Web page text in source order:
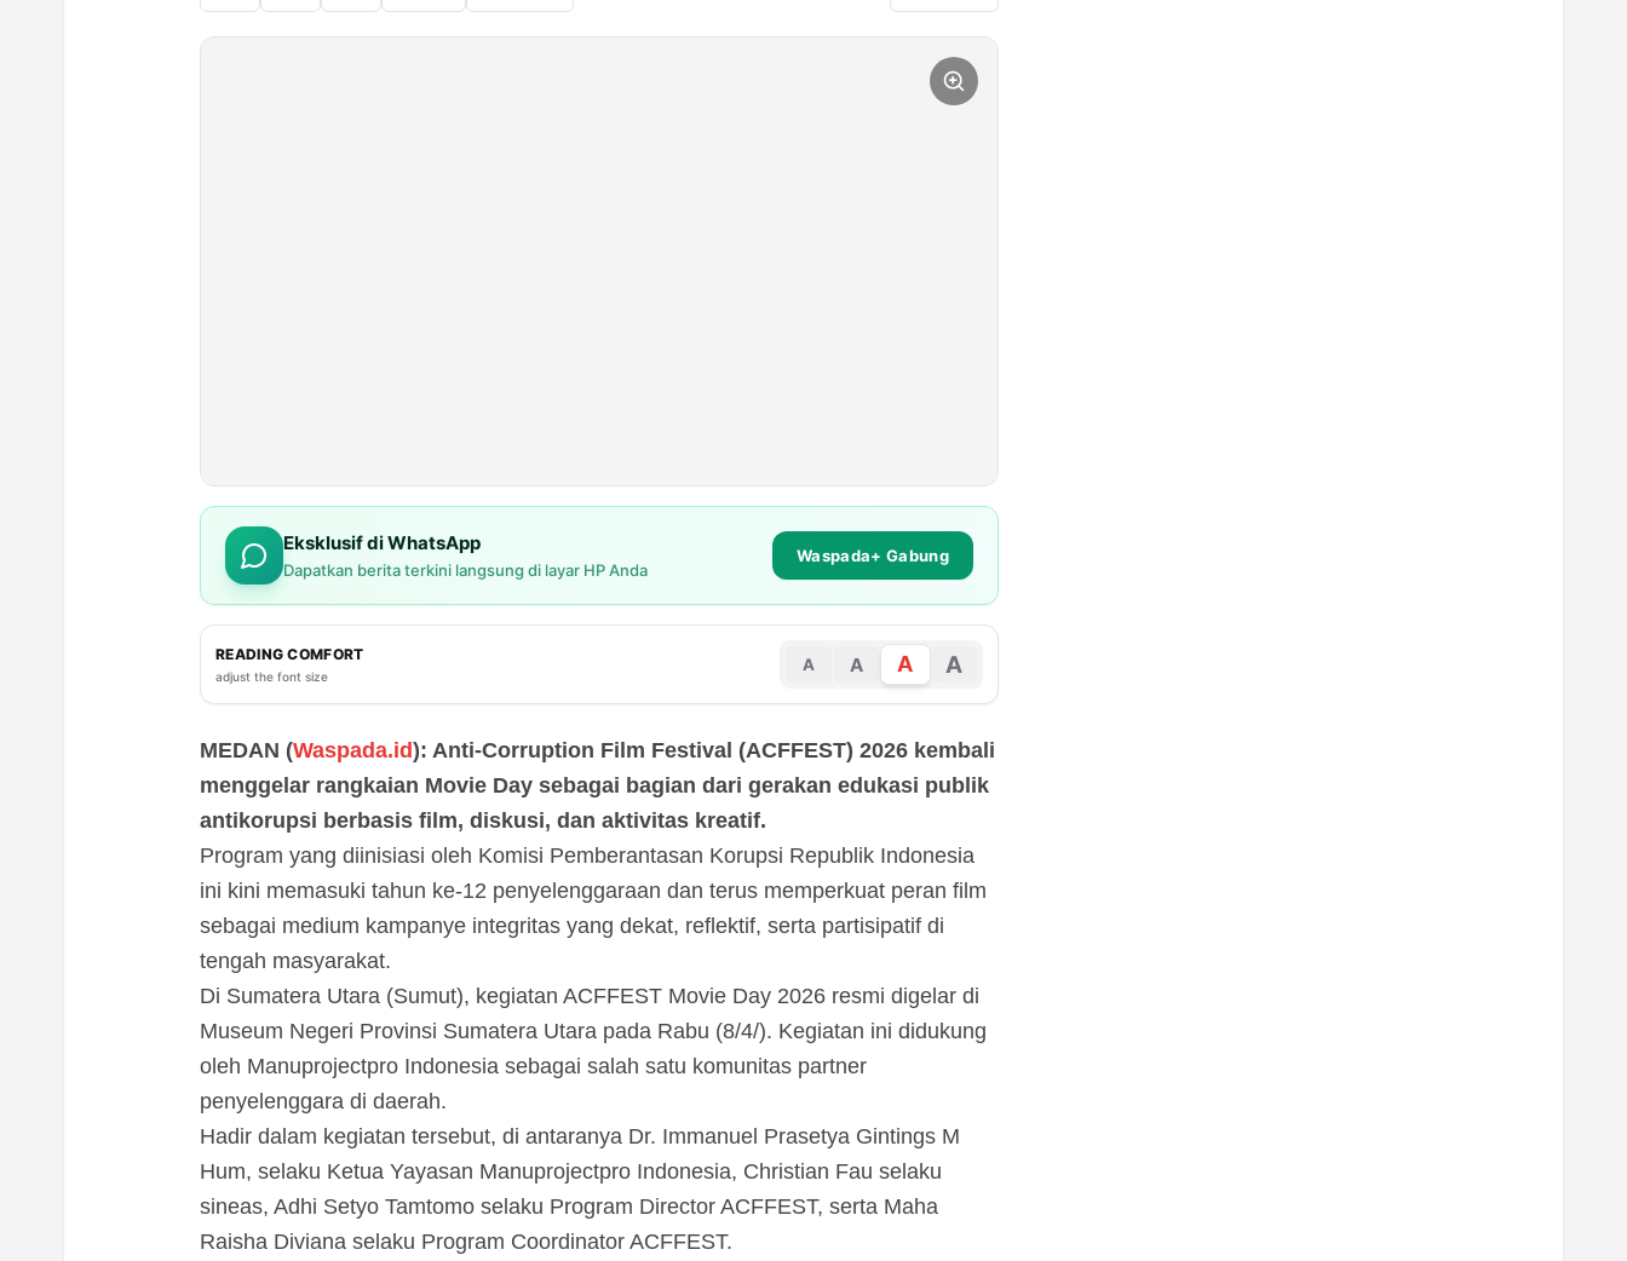
Eksklusif di WhatsApp
Dapatkan berita terkini langsung di layar HP Anda
Waspada+ Gabung
READING COMFORT
adjust the font size
A A A A
MEDAN (Waspada.id): Anti-Corruption Film Festival (ACFFEST) 2026 kembali
menggelar rangkaian Movie Day sebagai bagian dari gerakan edukasi publik
antikorupsi berbasis film, diskusi, dan aktivitas kreatif.
Program yang diinisiasi oleh Komisi Pemberantasan Korupsi Republik Indonesia
ini kini memasuki tahun ke-12 penyelenggaraan dan terus memperkuat peran film
sebagai medium kampanye integritas yang dekat, reflektif, serta partisipatif di
tengah masyarakat.
Di Sumatera Utara (Sumut), kegiatan ACFFEST Movie Day 2026 resmi digelar di
Museum Negeri Provinsi Sumatera Utara pada Rabu (8/4/). Kegiatan ini didukung
oleh Manuprojectpro Indonesia sebagai salah satu komunitas partner
penyelenggara di daerah.
Hadir dalam kegiatan tersebut, di antaranya Dr. Immanuel Prasetya Gintings M
Hum, selaku Ketua Yayasan Manuprojectpro Indonesia, Christian Fau selaku
sineas, Adhi Setyo Tamtomo selaku Program Director ACFFEST, serta Maha
Raisha Diviana selaku Program Coordinator ACFFEST.